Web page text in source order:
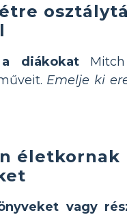
diákokatMitch
Emelje ki
vagy